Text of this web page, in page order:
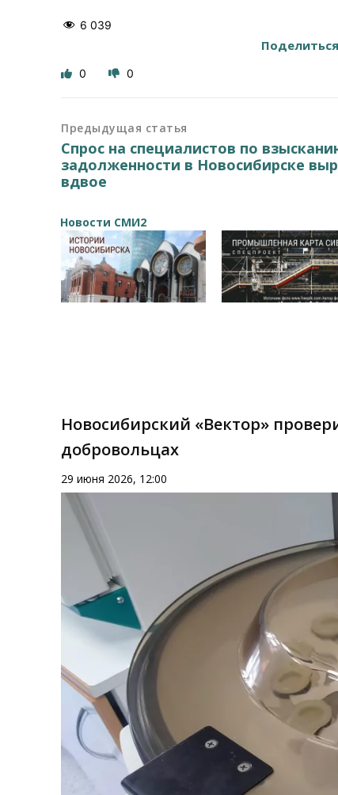
6 039
Поделиться
0 0
Предыдущая статья
Спрос на специалистов по
задолженности в Новосибирске
вдвое
Новости СМИ2
Новосибирский «Вектор»
добровольцах
29 июня 2026, 12:00